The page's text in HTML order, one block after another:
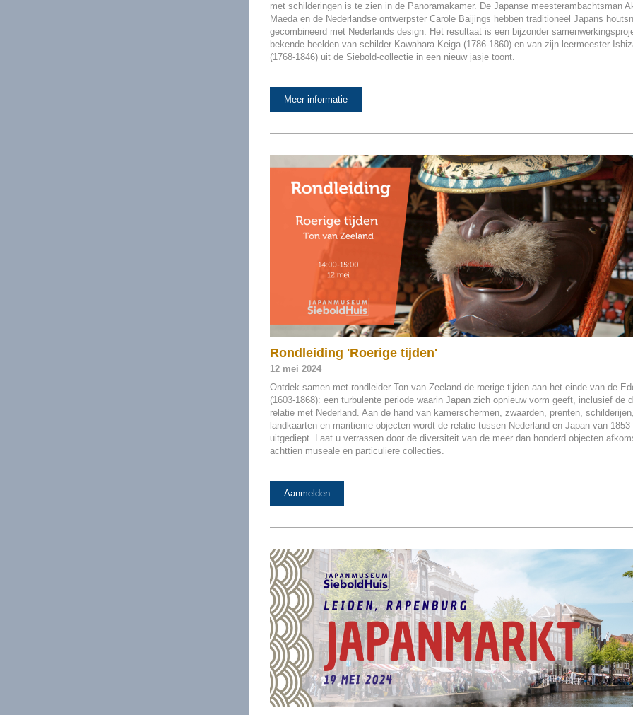
met schilderingen is te zien in de Panoramakamer. De Japanse meesterambachtsman
Maeda en de Nederlandse ontwerpster Carole Baijings hebben traditioneel Japans
gecombineerd met Nederlands design. Het resultaat is een bijzonder
bekende beelden van schilder Kawahara Keiga (1786-1860) en van zijn leermeester
(1768-1846) uit de Siebold-collectie in een nieuw jasje toont.
Meer informatie
Rondleiding 'Roerige tijden'
12 mei 2024
Ontdek samen met rondleider Ton van Zeeland de roerige tijden aan het einde van de
(1603-1868): een turbulente periode waarin Japan zich opnieuw vorm geeft, inclusief de
relatie met Nederland. Aan de hand van kamerschermen, zwaarden, prenten,
landkaarten en maritieme objecten wordt de relatie tussen Nederland en Japan van 1853
uitgediept. Laat u verrassen door de diversiteit van de meer dan honderd objecten
achttien museale en particuliere collecties.
Aanmelden